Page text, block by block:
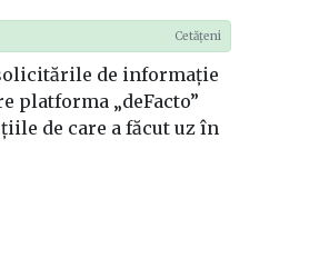
Cetățeni
de informație
platforma „deFacto”
de care a făcut uz în